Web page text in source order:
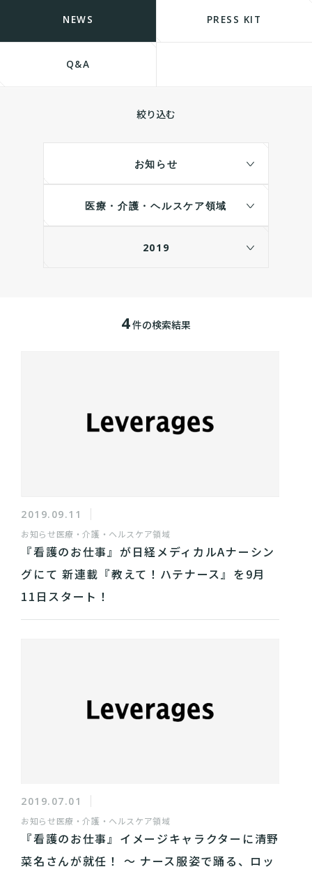
NEWS PRESS KIT
Q&A
絞り込む
お知らせ
医療・介護・ヘルスケア領域
2019
4件の検索結果
2019.09.11
お知らせ医療・介護・ヘルスケア領域
『看護のお仕事』が日経メディカルAナーシン
グにて 新連載『教えて！ハテナース』を9月
11日スタート！
2019.07.01
お知らせ医療・介護・ヘルスケア領域
『看護のお仕事』イメージキャラクターに清野
菜名さんが就任！ ～ ナース服姿で踊る、ロッ